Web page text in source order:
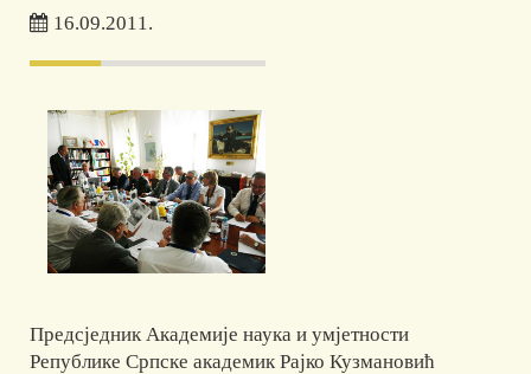
16.09.2011.
Предсједник Академије наука и умјетности
Републике Српске академик Рајко Кузмановић